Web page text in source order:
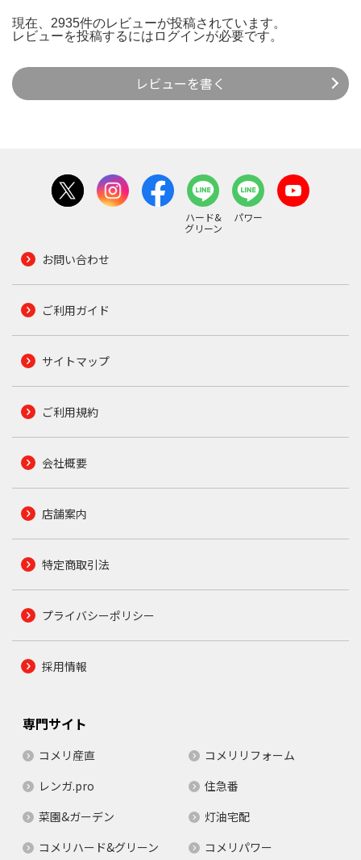
現在、2935件のレビューが投稿されています。
レビューを投稿するには ログインが必要です。
レビューを書く
ハード&
グリーン
パワー
お問い合わせ
ご利用ガイド
サイトマップ
ご利用規約
会社概要
店舗案内
特定商取引法
プライバシーポリシー
採用情報
専門サイト
コメリ産直
コメリリフォーム
レンガ.pro
住急番
菜園&ガーデン
灯油宅配
コメリハード&グリーン
コメリパワー